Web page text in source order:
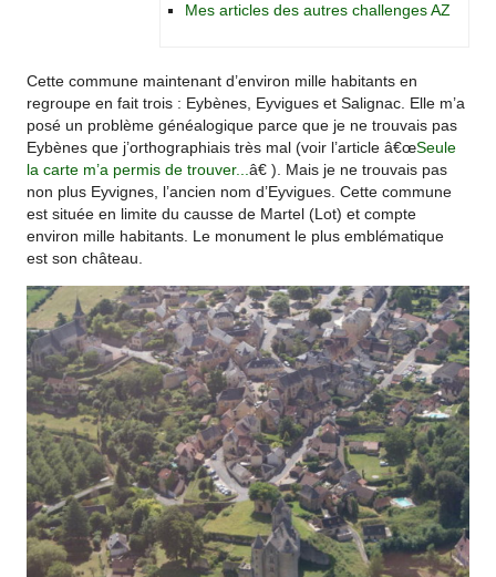
Mes articles des autres challenges AZ
Cette commune maintenant d’environ mille habitants en
regroupe en fait trois : Eybènes, Eyvigues et Salignac. Elle m’a
posé un problème généalogique parce que je ne trouvais pas
Eybènes que j’orthographiais très mal (voir l’article â€œSeule
la carte m’a permis de trouver...â€ ). Mais je ne trouvais pas
non plus Eyvignes, l’ancien nom d’Eyvigues. Cette commune
est située en limite du causse de Martel (Lot) et compte
environ mille habitants. Le monument le plus emblématique
est son château.